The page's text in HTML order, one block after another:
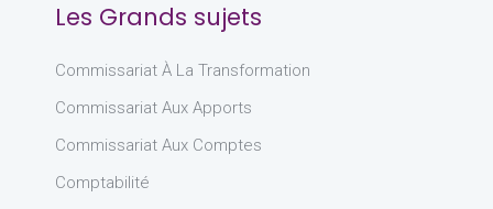
Les Grands sujets
Commissariat À La Transformation
Commissariat Aux Apports
Commissariat Aux Comptes
Comptabilité